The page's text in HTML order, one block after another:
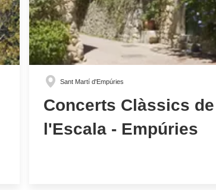
Sant Martí d'Empúries
Concerts Clàssics de
l'Escala - Empúries